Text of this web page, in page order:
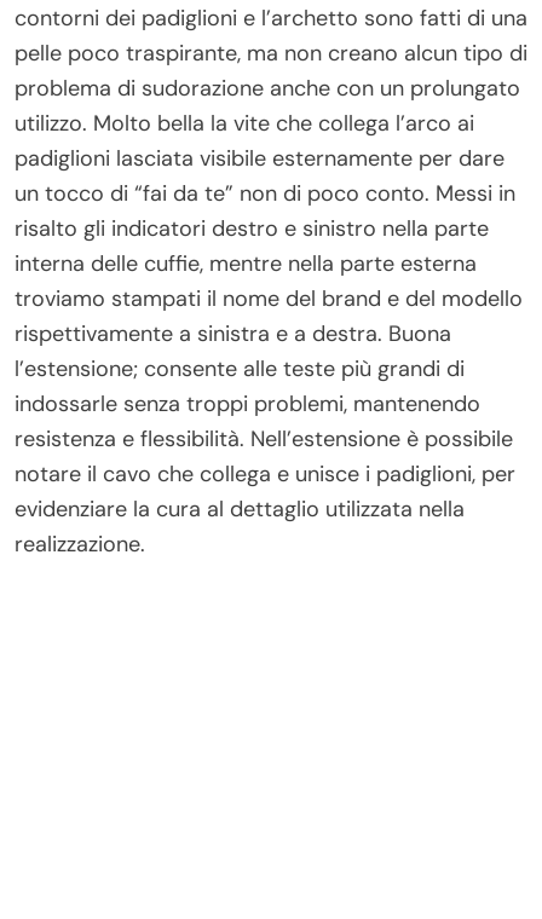
contorni dei padiglioni e l’archetto sono fatti di una
pelle poco traspirante, ma non creano alcun tipo di
problema di sudorazione anche con un prolungato
utilizzo. Molto bella la vite che collega l’arco ai
padiglioni lasciata visibile esternamente per dare
un tocco di “fai da te” non di poco conto. Messi in
risalto gli indicatori destro e sinistro nella parte
interna delle cuffie, mentre nella parte esterna
troviamo stampati il nome del brand e del modello
rispettivamente a sinistra e a destra. Buona
l’estensione; consente alle teste più grandi di
indossarle senza troppi problemi, mantenendo
resistenza e flessibilità. Nell’estensione è possibile
notare il cavo che collega e unisce i padiglioni, per
evidenziare la cura al dettaglio utilizzata nella
realizzazione.